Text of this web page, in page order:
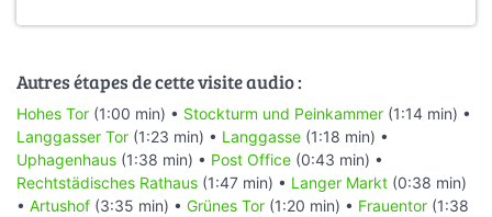
Autres étapes de cette visite audio :
Hohes Tor (1:00 min) • Stockturm und Peinkammer (1:14 min) •
Langgasser Tor (1:23 min) • Langgasse (1:18 min) •
Uphagenhaus (1:38 min) • Post Office (0:43 min) •
Rechtstädisches Rathaus (1:47 min) • Langer Markt (0:38 min)
• Artushof (3:35 min) • Grünes Tor (1:20 min) • Frauentor (1:38